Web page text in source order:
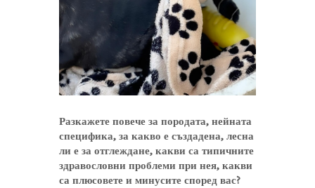
Разкажете повече за породата, нейната
специфика, за какво е създадена, лесна
ли е за отглеждане, какви са типичните
здравословни проблеми при нея, какви
са плюсовете и минусите според вас?